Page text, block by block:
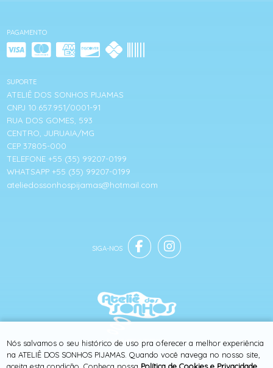
PAGAMENTO
SUPORTE
ATELIÊ DOS SONHOS PIJAMAS
CNPJ 10.657.951/0001-91
RUA DOS GOMES, 593
CENTRO, JURUAIA/MG
CEP 37805-000
TELEFONE +55 (35) 99207-0199
WHATSAPP +55 (35) 99207-0199
ateliedossonhospijamas@hotmail.com
® TODOS DIREITOS RESERVADOS
Nós salvamos o seu histórico de uso pra oferecer a melhor experiência
na ATELIÊ DOS SONHOS PIJAMAS. Quando você navega no nosso site,